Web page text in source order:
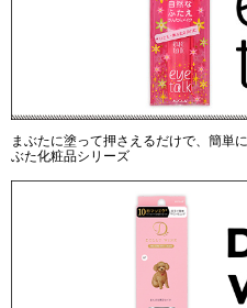
まぶたに塗って押さえるだけで、簡単
ぶた化粧品シリーズ